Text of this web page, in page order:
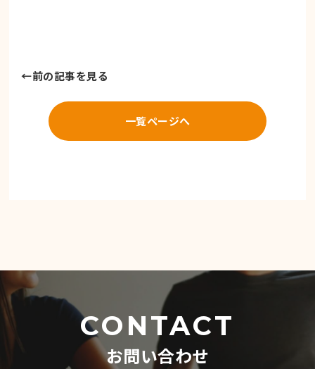
←前の記事を見る
一覧ページへ
CONTACT
お問い合わせ